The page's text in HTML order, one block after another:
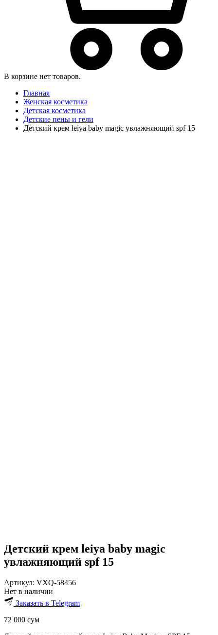
В корзине нет товаров.
Главная
Женская косметика
Детская косметика
Детские пены и гели
Детский крем leiya baby magic увлажняющий spf 15
Детский крем leiya baby magic
увлажняющий spf 15
Артикул: VXQ-58456
Нет в наличии
Заказать в Telegram
72 000 сум